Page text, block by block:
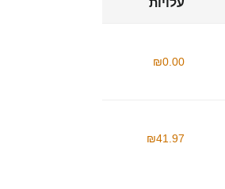
עלויות
₪0.00
₪41.97